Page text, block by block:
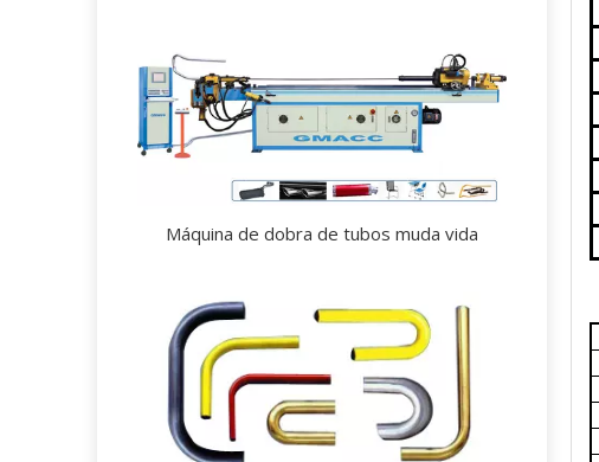
Máquina de dobra de tubos muda vida